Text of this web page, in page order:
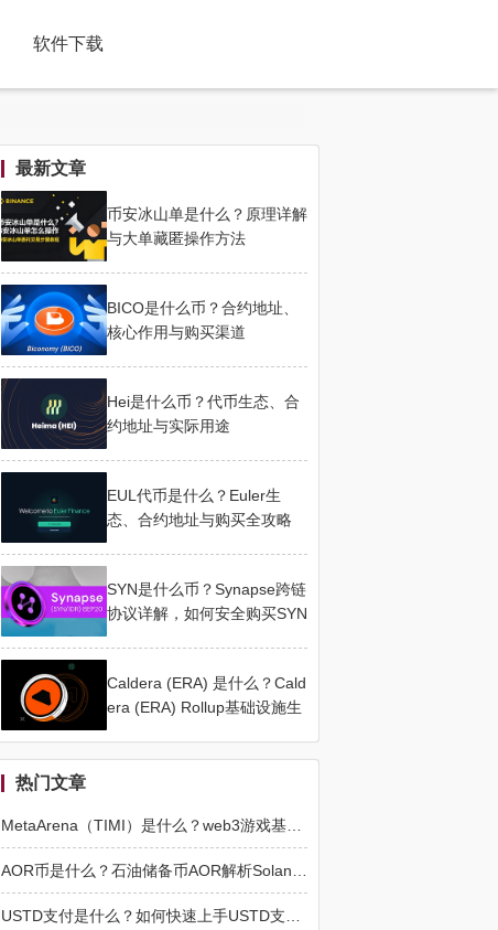
软件下载
最新文章
币安冰山单是什么？原理详解
与大单藏匿操作方法
BICO是什么币？合约地址、
核心作用与购买渠道
Hei是什么币？代币生态、合
约地址与实际用途
EUL代币是什么？Euler生
态、合约地址与购买全攻略
SYN是什么币？Synapse跨链
协议详解，如何安全购买SYN
Caldera (ERA) 是什么？Cald
era (ERA) Rollup基础设施生
热门文章